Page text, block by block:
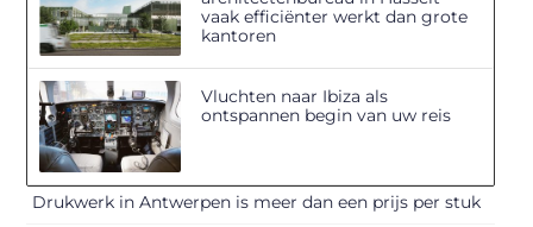
vaak efficiënter werkt dan grote
kantoren
Vluchten naar Ibiza als
ontspannen begin van uw reis
Drukwerk in Antwerpen is meer dan een prijs per stuk